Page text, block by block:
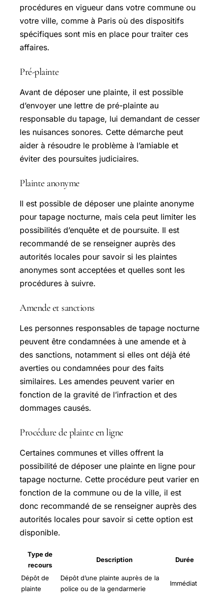
procédures en vigueur dans votre commune ou
votre ville, comme à Paris où des dispositifs
spécifiques sont mis en place pour traiter ces
affaires.
Pré-plainte
Avant de déposer une plainte, il est possible
d’envoyer une lettre de pré-plainte au
responsable du tapage, lui demandant de cesser
les nuisances sonores. Cette démarche peut
aider à résoudre le problème à l’amiable et
éviter des poursuites judiciaires.
Plainte anonyme
Il est possible de déposer une plainte anonyme
pour tapage nocturne, mais cela peut limiter les
possibilités d’enquête et de poursuite. Il est
recommandé de se renseigner auprès des
autorités locales pour savoir si les plaintes
anonymes sont acceptées et quelles sont les
procédures à suivre.
Amende et sanctions
Les personnes responsables de tapage nocturne
peuvent être condamnées à une amende et à
des sanctions, notamment si elles ont déjà été
averties ou condamnées pour des faits
similaires. Les amendes peuvent varier en
fonction de la gravité de l’infraction et des
dommages causés.
Procédure de plainte en ligne
Certaines communes et villes offrent la
possibilité de déposer une plainte en ligne pour
tapage nocturne. Cette procédure peut varier en
fonction de la commune ou de la ville, il est
donc recommandé de se renseigner auprès des
autorités locales pour savoir si cette option est
disponible.
Type de
recours
Description Durée
Dépôt de
plainte
Dépôt d’une plainte auprès de la
police ou de la gendarmerie
Immédiat